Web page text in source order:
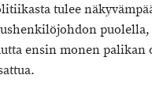
tulee
puolella,
ensin monen palikan